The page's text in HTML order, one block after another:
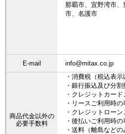
那覇市、宜野湾市
市、名護市
E-mail info@mitax.co.jp
商品代金以外の
必要手数料
・消費税（税込表示
・銀行振込及び分
・クレジットカー
・リースご利用時
・クレジットロー
・後払いご利用時
・送料（離島などの